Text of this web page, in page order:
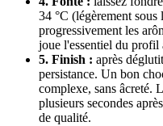
34 °C (légèrement
progressivement les
joue l'essentiel du profil
5. Finish : après
persistance. Un bon
complexe, sans âcreté.
plusieurs secondes
de qualité.